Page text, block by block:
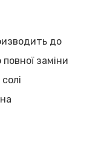
до
заміни